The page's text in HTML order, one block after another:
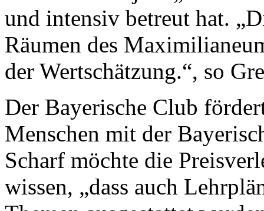
und intensiv betreut hat.
Räumen des
der Wertschätzung.“, so
Der Bayerische Club
Menschen mit der
Scharf möchte die
wissen, „dass auch